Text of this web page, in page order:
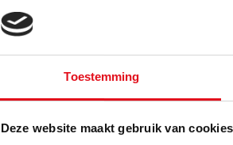
Toestemming
Deze website maakt gebruik van cookies
8425120012443
Wit (RAL 9016)